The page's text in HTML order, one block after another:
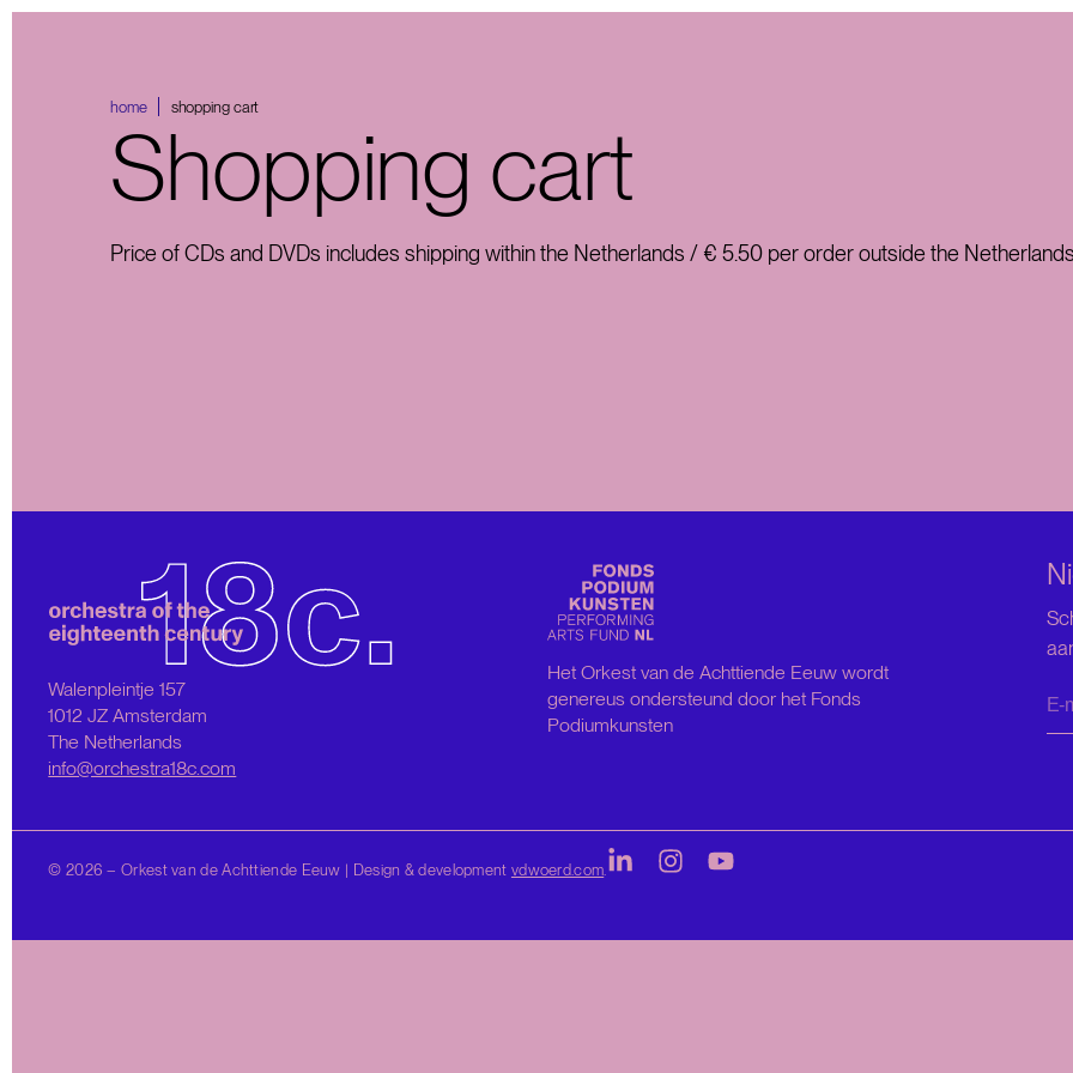
home shopping cart
Shopping cart
Price of CDs and DVDs includes shipping within the Netherlands / € 5.50 per order outside the
Walenpleintje 157
1012 JZ Amsterdam
The Netherlands
info@orchestra18c.com
Het Orkest van de Achttiende Eeuw wordt
genereus ondersteund door het Fonds
Podiumkunsten
© 2026 – Orkest van de Achttiende Eeuw | Design & development vdwoerd.com